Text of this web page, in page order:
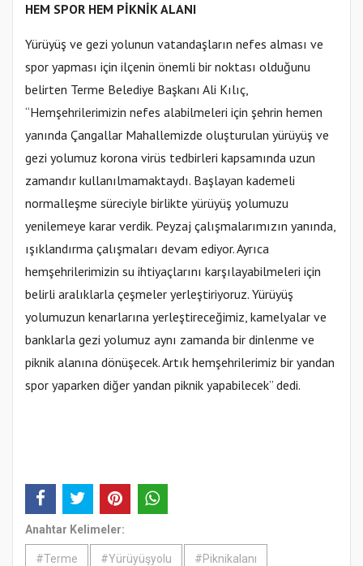
HEM SPOR HEM PİKNİK ALANI
Yürüyüş ve gezi yolunun vatandaşların nefes alması ve
spor yapması için ilçenin önemli bir noktası olduğunu
belirten Terme Belediye Başkanı Ali Kılıç,
“Hemşehrilerimizin nefes alabilmeleri için şehrin hemen
yanında Çangallar Mahallemizde oluşturulan yürüyüş ve
gezi yolumuz korona virüs tedbirleri kapsamında uzun
zamandır kullanılmamaktaydı. Başlayan kademeli
normalleşme süreciyle birlikte yürüyüş yolumuzu
yenilemeye karar verdik. Peyzaj çalışmalarımızın yanında,
ışıklandırma çalışmaları devam ediyor. Ayrıca
hemşehrilerimizin su ihtiyaçlarını karşılayabilmeleri için
belirli aralıklarla çeşmeler yerleştiriyoruz. Yürüyüş
yolumuzun kenarlarına yerleştireceğimiz, kamelyalar ve
banklarla gezi yolumuz aynı zamanda bir dinlenme ve
piknik alanına dönüşecek. Artık hemşehrilerimiz bir yandan
spor yaparken diğer yandan piknik yapabilecek” dedi.
Anahtar Kelimeler:
#Terme #Yürüyüşyolu #Piknikalanı